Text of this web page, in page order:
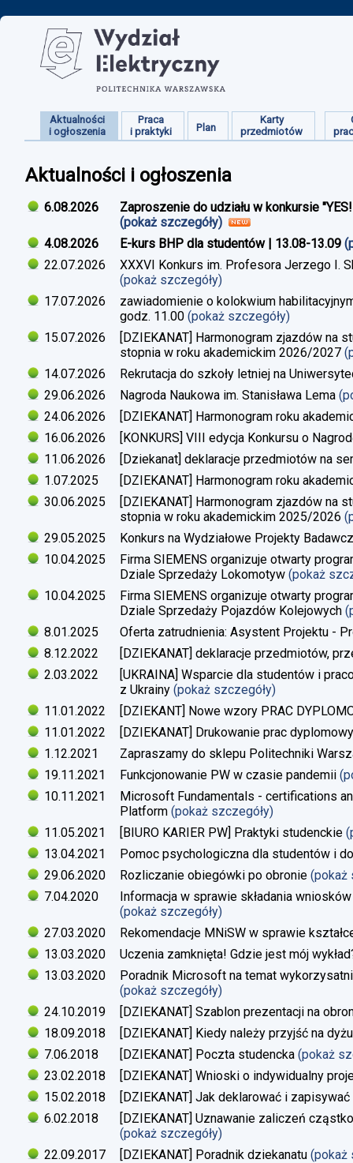
Aktualności
i ogłoszenia
Praca
i praktyki
Plan
Karty
przedmiotów
Aktualności i ogłoszenia
6.08.2026
Zaproszenie do udziału w konkursie
(pokaż szczegóły)
4.08.2026
E-kurs BHP dla studentów | 13.08-13.09
22.07.2026
XXXVI Konkurs im. Profesora Jerzego I.
(pokaż szczegóły)
17.07.2026
zawiadomienie o kolokwium
godz. 11.00 (pokaż szczegóły)
15.07.2026
[DZIEKANAT] Harmonogram zjazdów na
stopnia w roku akademickim 2026/2027
14.07.2026
Rekrutacja do szkoły letniej na
29.06.2026
Nagroda Naukowa im. Stanisława Lema
24.06.2026
[DZIEKANAT] Harmonogram roku
16.06.2026
[KONKURS] VIII edycja Konkursu o
11.06.2026
[Dziekanat] deklaracje przedmiotów na
1.07.2025
[DZIEKANAT] Harmonogram roku
30.06.2025
[DZIEKANAT] Harmonogram zjazdów na
stopnia w roku akademickim 2025/2026
29.05.2025
Konkurs na Wydziałowe Projekty
10.04.2025
Firma SIEMENS organizuje otwarty
Dziale Sprzedaży Lokomotyw (pokaż
10.04.2025
Firma SIEMENS organizuje otwarty
Dziale Sprzedaży Pojazdów Kolejowych
8.01.2025
Oferta zatrudnienia: Asystent Projektu -
8.12.2022
[DZIEKANAT] deklaracje przedmiotów,
2.03.2022
[UKRAINA] Wsparcie dla studentów i
z Ukrainy (pokaż szczegóły)
11.01.2022
[DZIEKANT] Nowe wzory PRAC
11.01.2022
[DZIEKANAT] Drukowanie prac
1.12.2021
Zapraszamy do sklepu Politechniki
19.11.2021
Funkcjonowanie PW w czasie pandemii
10.11.2021
Microsoft Fundamentals - certifications
Platform (pokaż szczegóły)
11.05.2021
[BIURO KARIER PW] Praktyki studenckie
13.04.2021
Pomoc psychologiczna dla studentów i
29.06.2020
Rozliczanie obiegówki po obronie (pokaż
7.04.2020
Informacja w sprawie składania
(pokaż szczegóły)
27.03.2020
Rekomendacje MNiSW w sprawie
13.03.2020
Uczenia zamknięta! Gdzie jest mój
13.03.2020
Poradnik Microsoft na temat
(pokaż szczegóły)
24.10.2019
[DZIEKANAT] Szablon prezentacji na
18.09.2018
[DZIEKANAT] Kiedy należy przyjść na
7.06.2018
[DZIEKANAT] Poczta studencka (pokaż
23.02.2018
[DZIEKANAT] Wnioski o indywidualny
15.02.2018
[DZIEKANAT] Jak deklarować i
6.02.2018
[DZIEKANAT] Uznawanie zaliczeń
(pokaż szczegóły)
22.09.2017
[DZIEKANAT] Poradnik dziekanatu (pokaż